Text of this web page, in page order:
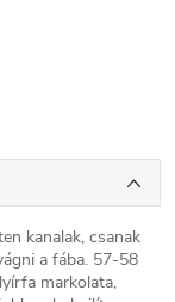
kanalak, csanak
a fába. 57-58
markolata,